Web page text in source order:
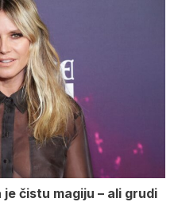
čistu magiju – ali grudi